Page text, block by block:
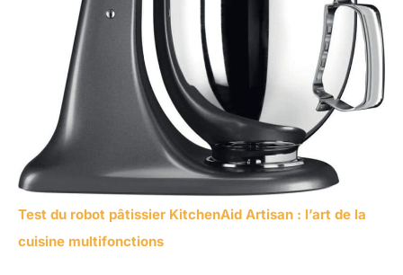
Test du robot pâtissier KitchenAid Artisan : l’art de la
cuisine multifonctions